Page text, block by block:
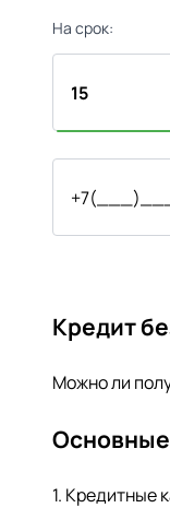
На срок:
Кредит
Можно ли
Основные
1. Кредитные